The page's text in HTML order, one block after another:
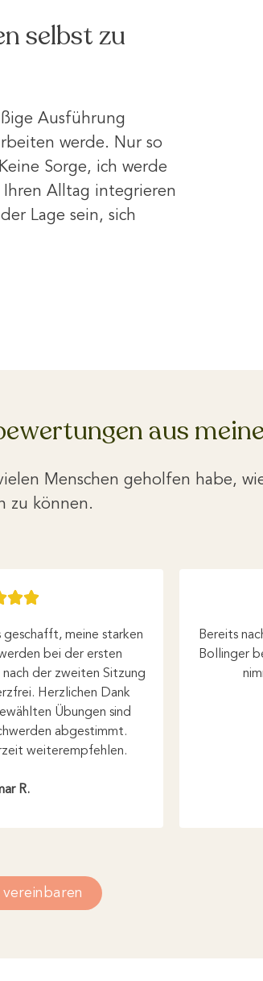
selbst zu
Ausführung
werde. Nur so
Sorge, ich werde
Alltag integrieren
Lage sein, sich
aus
Menschen geholfen habe,
zu können.

meine starken
bei der ersten
nach der zweiten Sitzung
Herzlichen Dank
Übungen sind
abgestimmt.
weiterempfehlen.
Bereits
Bollinger
R.